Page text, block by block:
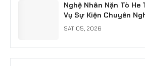
Nghệ Nhân Nặn Tò He
Vụ Sự Kiện Chuyên
SAT 05, 2026